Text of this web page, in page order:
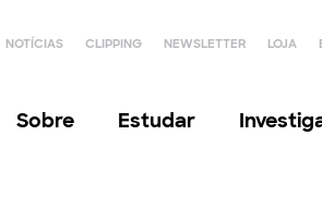
NOTÍCIAS CLIPPING NEWSLETTER LOJA
Sobre Estudar